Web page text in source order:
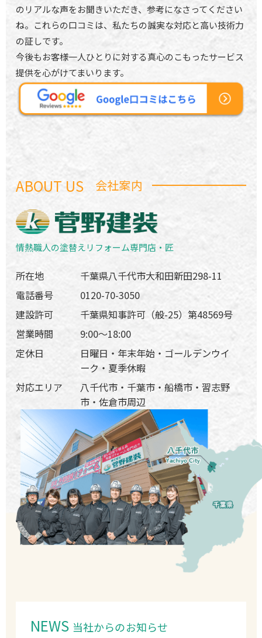
のリアルな声をお聞きいただき、参考になさってください
ね。これらの口コミは、私たちの誠実な対応と高い技術力
の証しです。
今後もお客様一人ひとりに対する真心のこもったサービス
提供を心がけてまいります。
ABOUT US 会社案内
情熱職人の塗替えリフォーム専門店・匠
所在地
千葉県八千代市大和田新田298-11
電話番号
0120-70-3050
建設許可
千葉県知事許可（般-25）第48569号
営業時間
9:00〜18:00
定休日
日曜日・年末年始・ゴールデンウイ
ーク・夏季休暇
対応エリア
八千代市・千葉市・船橋市・習志野
市・佐倉市周辺
NEWS 当社からのお知らせ